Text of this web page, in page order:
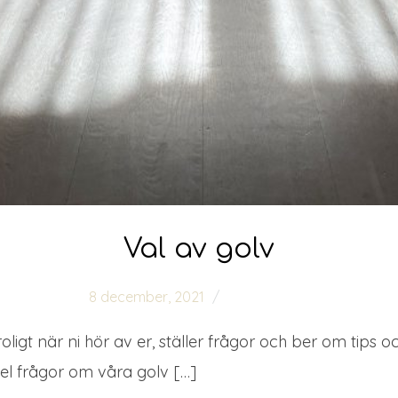
Val av golv
8 december, 2021
när ni hör av er, ställer frågor och ber om tips
frågor om våra golv […]